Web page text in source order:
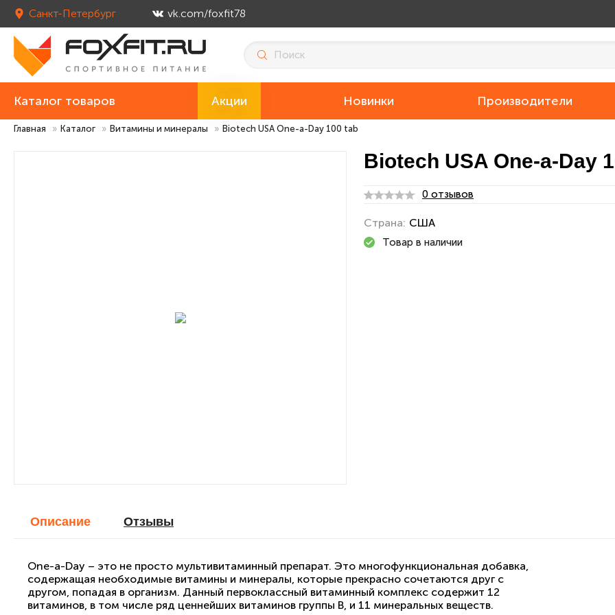
Санкт-Петербург vk.com/foxfit78
Каталог товаров Акции Новинки Производители
Главная » Каталог » Витамины и минералы » Biotech USA One-a-Day 100 tab
Biotech USA One-a-Day
0 отзывов
Страна: США
Товар в наличии
Описание Отзывы
One-a-Day – это не просто мультивитаминный препарат. Это многофункциональная добавка,
содержащая необходимые витамины и минералы, которые прекрасно сочетаются друг с
другом, попадая в организм. Данный первоклассный витаминный комплекс содержит 12
витаминов, в том числе ряд ценнейших витаминов группы B, и 11 минеральных веществ.